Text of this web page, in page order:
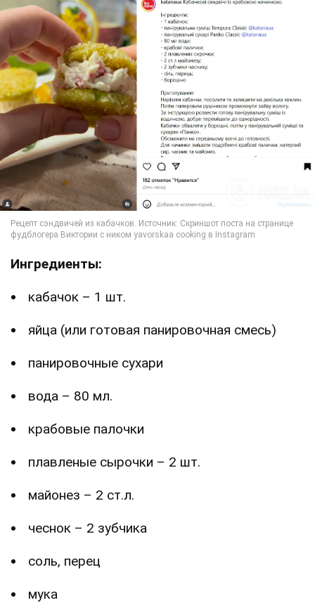
Ингредиенты:
кабачок – 1 шт.
яйца (или готовая панировочная смесь)
панировочные сухари
вода – 80 мл.
крабовые палочки
плавленые сырочки – 2 шт.
майонез – 2 ст.л.
чеснок – 2 зубчика
соль, перец
мука